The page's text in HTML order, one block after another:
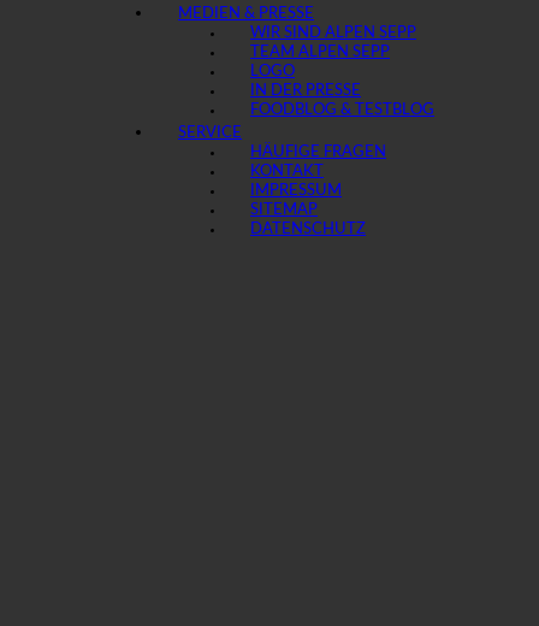
MEDIEN & PRESSE
WIR SIND ALPEN SEPP
TEAM ALPEN SEPP
LOGO
IN DER PRESSE
FOODBLOG & TESTBLOG
SERVICE
HÄUFIGE FRAGEN
KONTAKT
IMPRESSUM
SITEMAP
DATENSCHUTZ